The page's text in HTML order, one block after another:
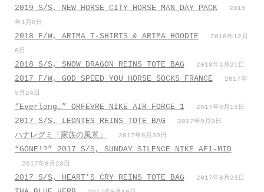
2019 S/S, NEW HORSE CITY HORSE MAN DAY PACK
2019
年1月8日
2018 F/W, ARIMA T-SHIRTS & ARIMA HOODIE
2018年12月
6日
2018 S/S, SNOW DRAGON REINS TOTE BAG 2018年1月21日
2017 F/W, GOD SPEED YOU HORSE SOCKS FRANCE
2017年
9月24日
“Everlong…” ORFEVRE NIKE AIR FORCE 1 2017年9月13日
2017 S/S, LEONTES REINS TOTE BAG 2017年9月9日
ハナレグミ「家族の風景」 2017年8月30日
“GONE!?” 2017 S/S, SUNDAY SILENCE NIKE AF1-MID
2017年8月23日
2017 S/S, HEART’S CRY REINS TOTE BAG 2017年8月23日